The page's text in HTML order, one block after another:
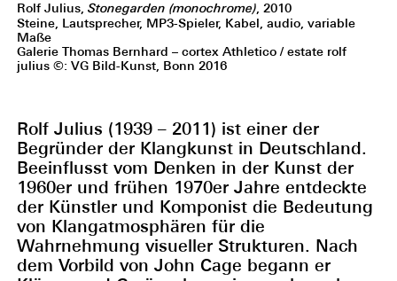
Rolf Julius, Stonegarden (monochrome), 2010
Steine, Lautsprecher, MP3-Spieler, Kabel, audio, variable
Maße
Galerie Thomas Bernhard – cortex Athletico / estate rolf
julius ©: VG Bild-Kunst, Bonn 2016
Rolf Julius (1939 – 2011) ist einer der
Begründer der Klangkunst in Deutschland.
Beeinflusst vom Denken in der Kunst der
1960er und frühen 1970er Jahre entdeckte
der Künstler und Komponist die Bedeutung
von Klangatmosphären für die
Wahrnehmung visueller Strukturen. Nach
dem Vorbild von John Cage begann er